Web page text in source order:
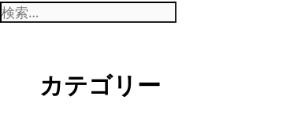
検
カテゴリー